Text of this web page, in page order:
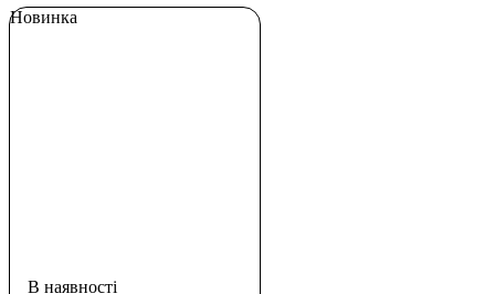
Новинка